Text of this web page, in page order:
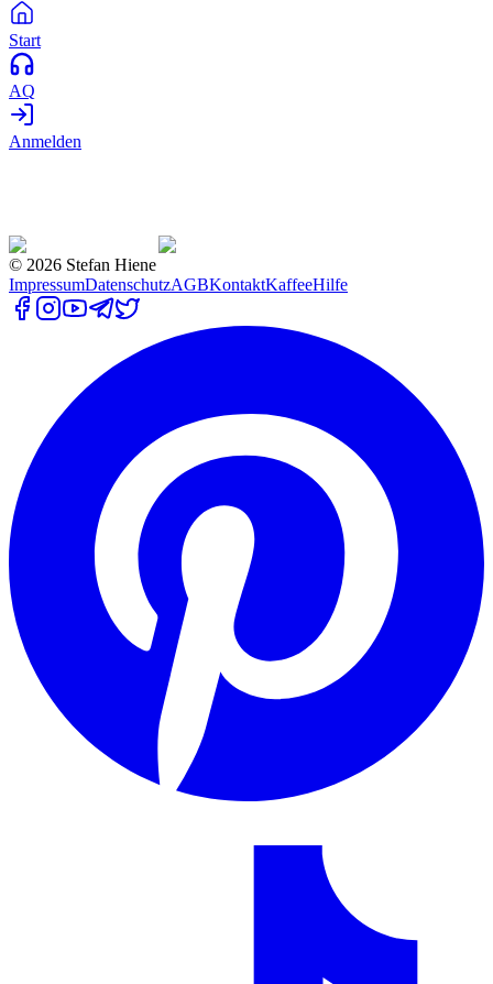
Start
AQ
Anmelden
© 2026 Stefan Hiene
ImpressumDatenschutzAGBKontaktKaffeeHilfe